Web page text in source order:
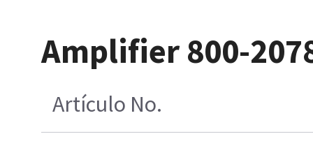
Amplifier 800-
Artículo No.